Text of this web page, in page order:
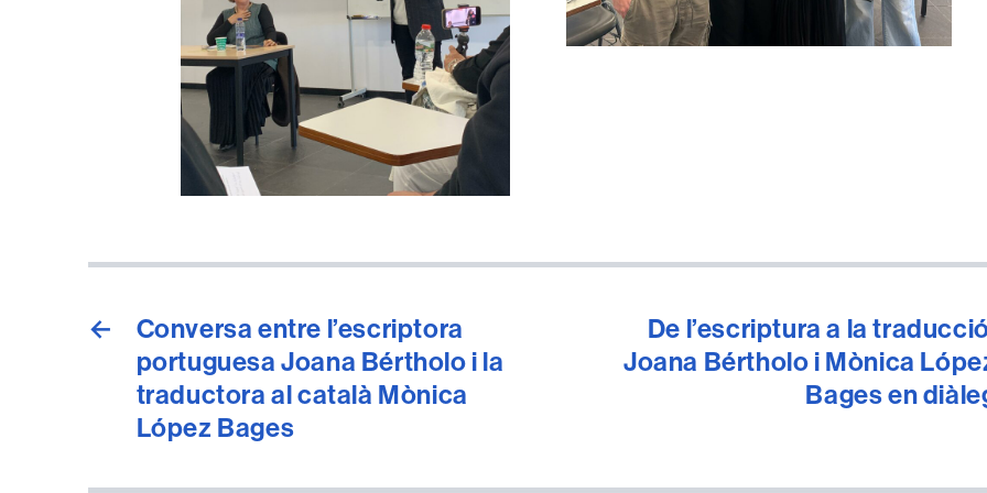
←
Conversa entre l’escriptora
portuguesa Joana Bértholo i la
traductora al català Mònica
López Bages
De l’escriptura a la
Joana Bértholo i Mònica
Bages en